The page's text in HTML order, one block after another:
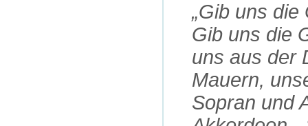
„Gib uns
Gib uns die
uns aus der
Mauern,
Sopran und